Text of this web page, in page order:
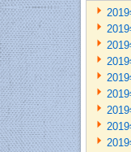
2019
2019
2019
2019
2019
2019
2019
2019
2019